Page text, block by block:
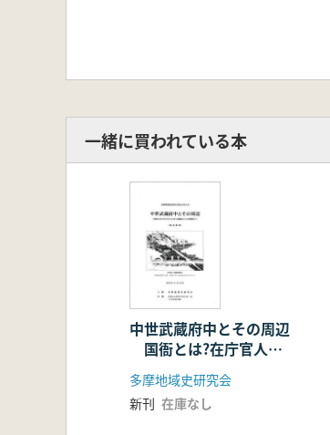
一緒に買われている本
中世武蔵府中とその周辺
国衙とは?在庁官人と
は?武蔵武士との関係は?
多摩地域史研究会
新刊 在庫なし